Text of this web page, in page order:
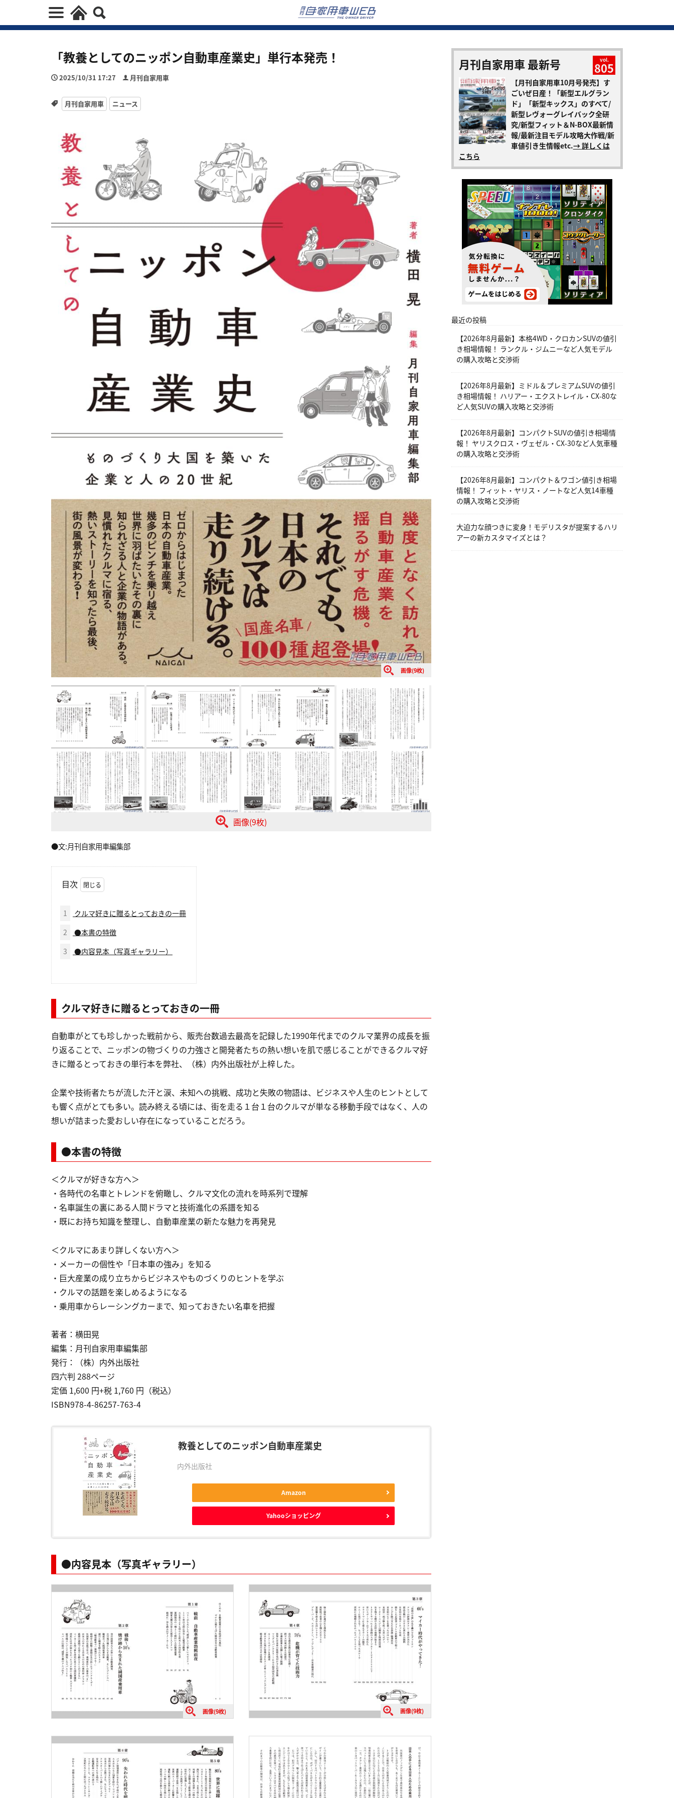
「教養としてのニッポン自動車産業史」単行本発売！
2025/10/31 17:27 月刊自家用車
月刊自家用車 ニュース
画像(9枚)
画像(9枚)
●文:月刊自家用車編集部
目次
1
クルマ好きに贈るとっておきの一冊
2
●本書の特徴
3
●内容見本（写真ギャラリー）
クルマ好きに贈るとっておきの一冊
自動車がとても珍しかった戦前から、販売台数過去最高を記録した1990年代までのクルマ業界の成長を振
り返ることで、ニッポンの物づくりの力強さと開発者たちの熱い想いを肌で感じることができるクルマ好
きに贈るとっておきの単行本を弊社、（株）内外出版社が上梓した。
企業や技術者たちが流した汗と涙、未知への挑戦、成功と失敗の物語は、ビジネスや人生のヒントとして
も響く点がとても多い。読み終える頃には、街を走る１台１台のクルマが単なる移動手段ではなく、人の
想いが詰まった愛おしい存在になっていることだろう。
●本書の特徴
＜クルマが好きな方へ＞
・各時代の名車とトレンドを俯瞰し、クルマ文化の流れを時系列で理解
・名車誕生の裏にある人間ドラマと技術進化の系譜を知る
・既にお持ち知識を整理し、自動車産業の新たな魅力を再発見
＜クルマにあまり詳しくない方へ＞
・メーカーの個性や「日本車の強み」を知る
・巨大産業の成り立ちからビジネスやものづくりのヒントを学ぶ
・クルマの話題を楽しめるようになる
・乗用車からレーシングカーまで、知っておきたい名車を把握
著者：横田晃
編集：月刊自家用車編集部
発行：（株）内外出版社
四六判 288ページ
定価 1,600 円+税 1,760 円（税込）
ISBN978-4-86257-763-4
教養としてのニッポン自動車産業史
内外出版社
Amazon
Yahooショッピング
●内容見本（写真ギャラリー）
画像(9枚) 画像(9枚)
月刊自家用車 最新号 vol.
805
【月刊自家用車10月号発売】す
ごいぜ日産！「新型エルグラン
ド」「新型キックス」のすべて/
新型レヴォーグレイバック全研
究/新型フィット＆N-BOX最新情
報/最新注目モデル攻略大作戦/新
車値引き生情報etc.→ 詳しくは
こちら
最近の投稿
【2026年8月最新】本格4WD・クロカンSUVの値引
き相場情報！ ランクル・ジムニーなど人気モデル
の購入攻略と交渉術
【2026年8月最新】ミドル＆プレミアムSUVの値引
き相場情報！ ハリアー・エクストレイル・CX-80な
ど人気SUVの購入攻略と交渉術
【2026年8月最新】コンパクトSUVの値引き相場情
報！ ヤリスクロス・ヴェゼル・CX-30など人気車種
の購入攻略と交渉術
【2026年8月最新】コンパクト＆ワゴン値引き相場
情報！ フィット・ヤリス・ノートなど人気14車種
の購入攻略と交渉術
大迫力な顔つきに変身！モデリスタが提案するハリ
アーの新カスタマイズとは？